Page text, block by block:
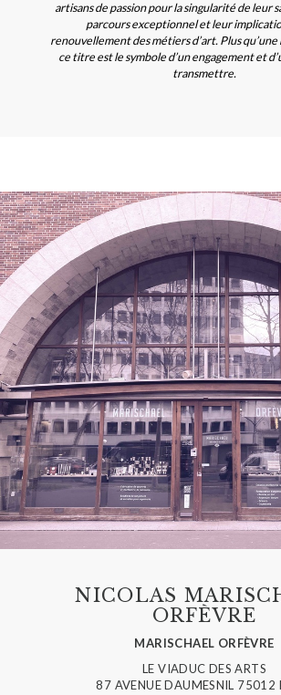
artisans de passion pour la singularité de leur
parcours exceptionnel et leur
renouvellement des métiers d’art. Plus qu’une
ce titre est le symbole d’un engagement et
transmettre.
NICOLAS
ORFÈVRE
MARISCHAEL ORFÈVRE
LE VIADUC DES ARTS
87 AVENUE DAUMESNIL 75012